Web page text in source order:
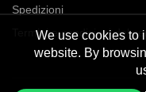
Vega Verde
24,90€
€
We use cookies to
website. By